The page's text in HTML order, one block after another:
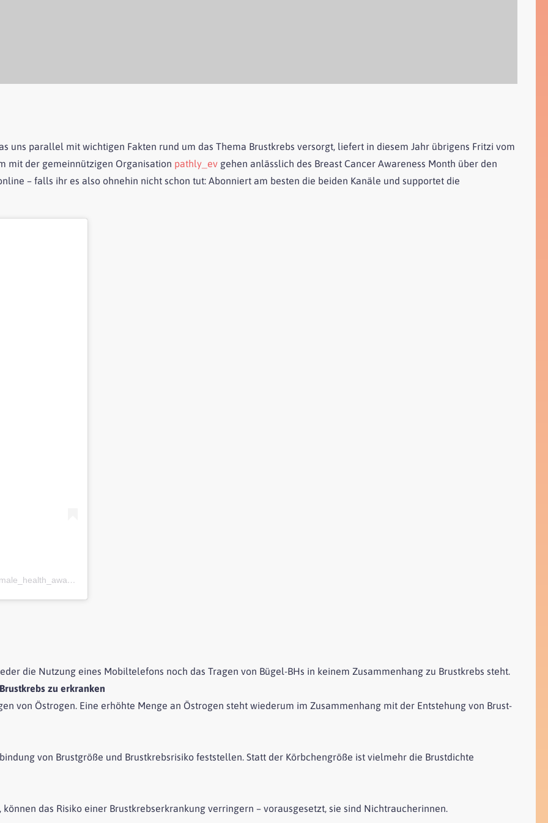
uns parallel mit wichtigen Fakten rund um das Thema Brustkrebs versorgt, liefert in diesem Jahr übrigens Fritzi vom
mit der gemeinnützigen Organisation pathly_ev gehen anlässlich des Breast Cancer Awareness Month über den
– falls ihr es also ohnehin nicht schon tut: Abonniert am besten die beiden Kanäle und supportet die
Ein Beitrag geteilt von FEMALE HEALTH AWARENESS (@female_health_awareness)
die Nutzung eines Mobiltelefons noch das Tragen von Bügel-BHs in keinem Zusammenhang zu Brustkrebs steht.
zu erkranken
von Östrogen. Eine erhöhte Menge an Östrogen steht wiederum im Zusammenhang mit der Entstehung von Brust-
von Brustgröße und Brustkrebsrisiko feststellen. Statt der Körbchengröße ist vielmehr die Brustdichte
das Risiko einer Brustkrebserkrankung verringern – vorausgesetzt, sie sind Nichtraucherinnen.